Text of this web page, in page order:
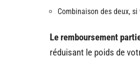
Combinaison des deux,
Le remboursement
réduisant le poids de